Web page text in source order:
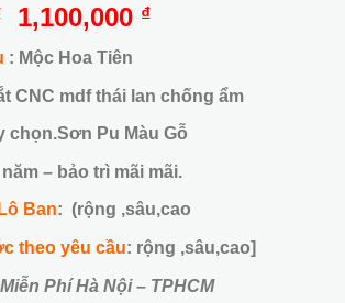
Giá
gốc
là:
1,500,000 ₫.
1,100,000 ₫Giá
là:
1,100,000 ₫.
: Mộc Hoa Tiên
CNC mdf thái lan chống ẩm
chọn.Sơn Pu Màu Gỗ
năm – bảo trì mãi mãi.
Ban: (rộng ,sâu,cao
theo yêu cầu: rộng ,sâu,cao]
Phí Hà Nội – TPHCM